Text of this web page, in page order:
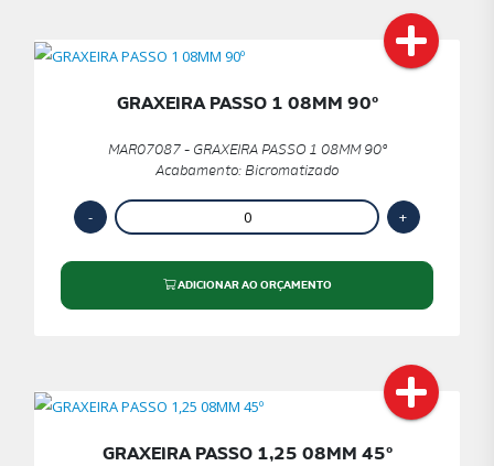
GRAXEIRA PASSO 1 08MM 90º
MAR07087 - GRAXEIRA PASSO 1 08MM 90º
Acabamento: Bicromatizado
ADICIONAR AO ORÇAMENTO
GRAXEIRA PASSO 1,25 08MM 45º